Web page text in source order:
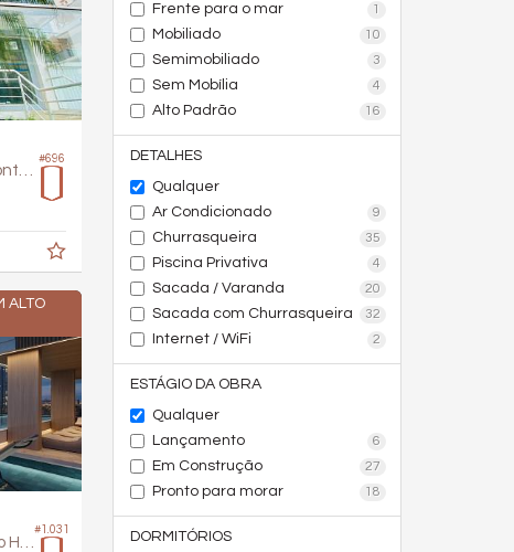
Frente para o mar
1
Mobiliado 10
Semimobiliado 3
Sem Mobília 4
Alto Padrão 16
DETALHES
Qualquer
Ar Condicionado
9
Churrasqueira 35
Piscina Privativa 4
Sacada / Varanda 20
Sacada com Churrasqueira 32
Internet / WiFi 2
ESTÁGIO DA OBRA
Qualquer
Lançamento
6
Em Construção 27
Pronto para morar 18
DORMITÓRIOS
#696
Apartamento no Edifício Montevideo
ALTO
#1.031